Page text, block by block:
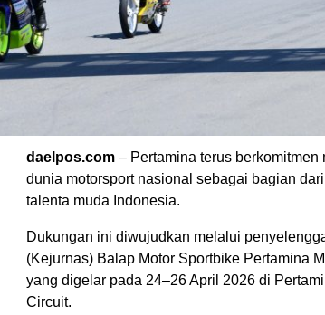
daelpos.com – Pertamina terus
dunia motorsport nasional sebagai bagian
talenta muda Indonesia.
Dukungan ini diwujudkan melalui
(Kejurnas) Balap Motor Sportbike Pertamina
yang digelar pada 24–26 April 2026 di
Circuit.